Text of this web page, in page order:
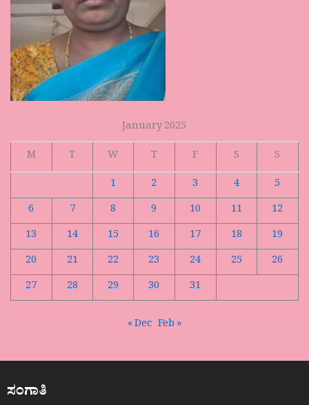
January 2025
M
T W T F S
S
1
2 3 4
5
6
7 8 9 10 11
12
13
14 15 16 17 18
19
20
21 22 23 24 25
26
27
28 29 30 31
« Dec Feb »
ಸಂಗಾತಿ